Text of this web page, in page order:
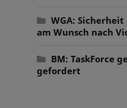
WGA: Sicherheit
am Wunsch nach
BM: TaskForce
gefordert